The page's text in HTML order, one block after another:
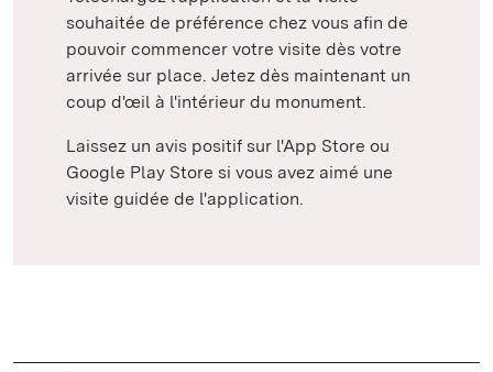
souhaitée de préférence chez vous afin de
pouvoir commencer votre visite dès votre
arrivée sur place. Jetez dès maintenant un
coup d'œil à l'intérieur du monument.
Laissez un avis positif sur l'App Store ou
Google Play Store si vous avez aimé une
visite guidée de l'application.